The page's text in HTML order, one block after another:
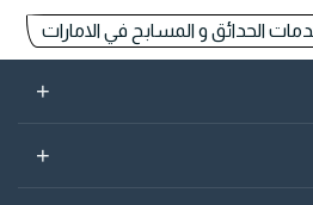
الحدائق و المسابح في الامارات
+
+